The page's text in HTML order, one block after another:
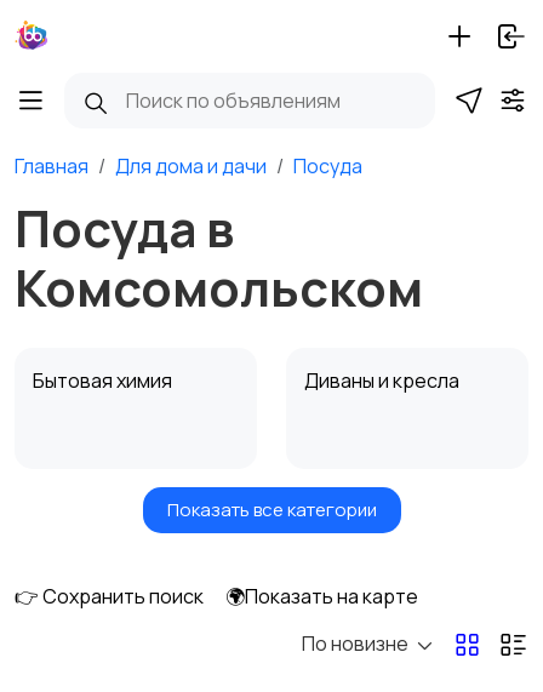
Главная Для дома и дачи Посуда
Посуда в
Комсомольском
Бытовая химия Диваны и кресла
Кровати и матрасы Кухонные гарнитуры
Оформление
Показать все категории
👉 Сохранить поиск
🌍Показать на карте
По новизне